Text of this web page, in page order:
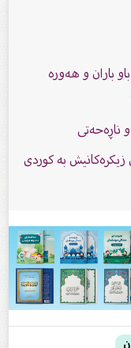
باران و هەورە
بە کوردی